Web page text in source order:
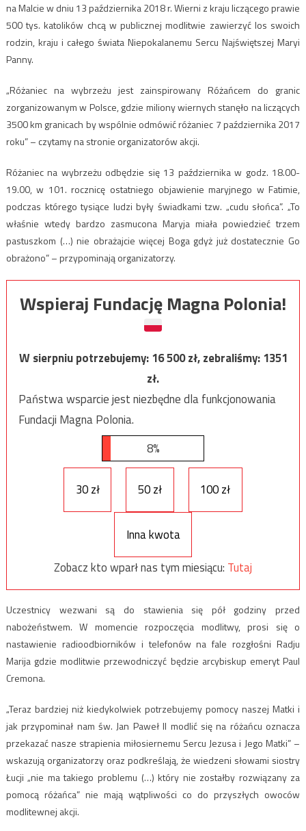
na Malcie w dniu 13 października 2018 r. Wierni z kraju liczącego prawie
500 tys. katolików chcą w publicznej modlitwie zawierzyć los swoich
rodzin, kraju i całego świata Niepokalanemu Sercu Najświętszej Maryi
Panny.
„Różaniec na wybrzeżu jest zainspirowany Różańcem do granic
zorganizowanym w Polsce, gdzie miliony wiernych stanęło na liczących
3500 km granicach by wspólnie odmówić różaniec 7 października 2017
roku” – czytamy na stronie organizatorów akcji.
Różaniec na wybrzeżu odbędzie się 13 października w godz. 18.00-
19.00, w 101. rocznicę ostatniego objawienie maryjnego w Fatimie,
podczas którego tysiące ludzi były świadkami tzw. „cudu słońca”. „To
właśnie wtedy bardzo zasmucona Maryja miała powiedzieć trzem
pastuszkom (…) nie obrażajcie więcej Boga gdyż już dostatecznie Go
obrażono” – przypominają organizatorzy.
Wspieraj Fundację Magna Polonia!
W sierpniu potrzebujemy:16 500zł, zebraliśmy:1351
zł.
Państwa wsparcie jest niezbędne dla funkcjonowania
Fundacji Magna Polonia.
8%
30 zł 50 zł 100 zł
Inna kwota
Zobacz kto wparł nas tym miesiącu: Tutaj
Uczestnicy wezwani są do stawienia się pół godziny przed
nabożeństwem. W momencie rozpoczęcia modlitwy, prosi się o
nastawienie radioodbiorników i telefonów na fale rozgłośni Radju
Marija gdzie modlitwie przewodniczyć będzie arcybiskup emeryt Paul
Cremona.
„Teraz bardziej niż kiedykolwiek potrzebujemy pomocy naszej Matki i
jak przypominał nam św. Jan Paweł II modlić się na różańcu oznacza
przekazać nasze strapienia miłosiernemu Sercu Jezusa i Jego Matki” –
wskazują organizatorzy oraz podkreślają, że wiedzeni słowami siostry
Łucji „nie ma takiego problemu (…) który nie zostałby rozwiązany za
pomocą różańca” nie mają wątpliwości co do przyszłych owoców
modlitewnej akcji.